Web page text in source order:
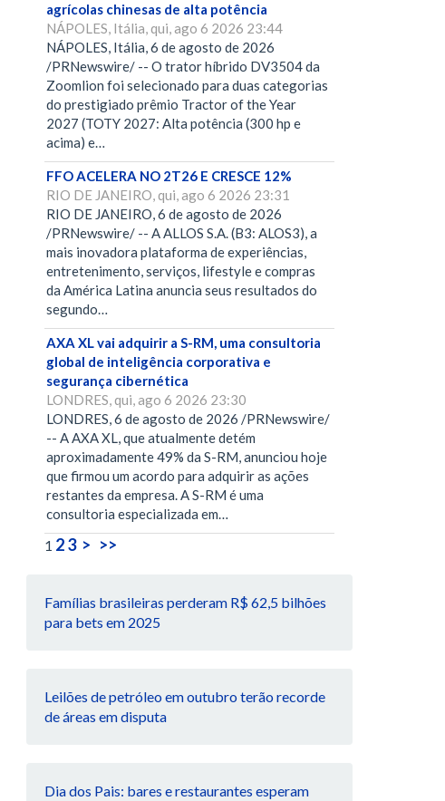
agrícolas chinesas de alta potência
NÁPOLES, Itália, qui, ago 6 2026 23:44
NÁPOLES, Itália, 6 de agosto de 2026
/PRNewswire/ -- O trator híbrido DV3504 da
Zoomlion foi selecionado para duas categorias
do prestigiado prêmio Tractor of the Year
2027 (TOTY 2027: Alta potência (300 hp e
acima) e…
FFO ACELERA NO 2T26 E CRESCE 12%
RIO DE JANEIRO, qui, ago 6 2026 23:31
RIO DE JANEIRO, 6 de agosto de 2026
/PRNewswire/ -- A ALLOS S.A. (B3: ALOS3), a
mais inovadora plataforma de experiências,
entretenimento, serviços, lifestyle e compras
da América Latina anuncia seus resultados do
segundo…
AXA XL vai adquirir a S-RM, uma consultoria
global de inteligência corporativa e
segurança cibernética
LONDRES, qui, ago 6 2026 23:30
LONDRES, 6 de agosto de 2026 /PRNewswire/
-- A AXA XL, que atualmente detém
aproximadamente 49% da S-RM, anunciou hoje
que firmou um acordo para adquirir as ações
restantes da empresa. A S-RM é uma
consultoria especializada em…
1 23 > >>
Famílias brasileiras perderam R$ 62,5 bilhões
para bets em 2025
Leilões de petróleo em outubro terão recorde
de áreas em disputa
Dia dos Pais: bares e restaurantes esperam